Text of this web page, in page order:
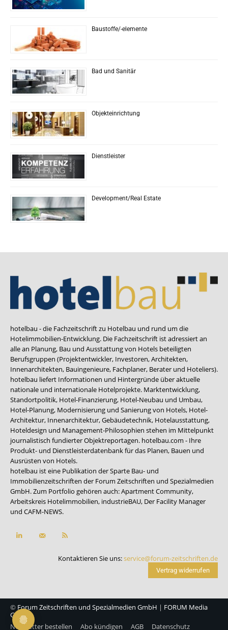
Baustoffe/-elemente
Bad und Sanitär
Objekteinrichtung
Dienstleister
Development/Real Estate
hotelbau - die Fachzeitschrift zu Hotelbau und rund um die
Hotelimmobilien-Entwicklung. Die Fachzeitschrift ist adressiert an
alle an Planung, Bau und Ausstattung von Hotels beteiligten
Berufsgruppen (Projektentwickler, Investoren, Architekten,
Innenarchitekten, Bauingenieure, Fachplaner, Berater und Hoteliers).
hotelbau liefert Informationen und Hintergründe über aktuelle
nationale und internationale Hotelprojekte. Marktentwicklung,
Standortpolitik, Hotel-Finanzierung, Hotel-Neubau und Umbau,
Hotel-Planung, Modernisierung und Sanierung von Hotels, Hotel-
Architektur, Innenarchitektur, Gebäudetechnik, Hotelausstattung,
Hoteldesign und Management-Philosophien stehen im Mittelpunkt
journalistisch fundierter Objektreportagen. hotelbau.com - Ihre
Produkt- und Dienstleisterdatenbank für das Planen, Bauen und
Ausrüsten von Hotels.
hotelbau ist eine Publikation der Sparte Bau- und
Immobilienzeitschriften der Forum Zeitschriften und Spezialmedien
GmbH. Zum Portfolio gehören auch:Apartment Community,
Arbeitskreis Hotelimmobilien, industrieBAU, Der Facility Manager
und CAFM-NEWS.
Kontaktieren Sie uns:service@forum-zeitschriften.de
Vertrag widerrufen
© Forum Zeitschriften und Spezialmedien GmbH | FORUM Media
Group
Newsletter bestellen
Abo kündigen AGB
Datenschutz